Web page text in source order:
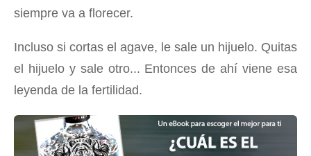
siempre va a florecer.
Incluso si cortas el agave, le sale un hijuelo. Quitas
el hijuelo y sale otro... Entonces de ahí viene esa
leyenda de la fertilidad.